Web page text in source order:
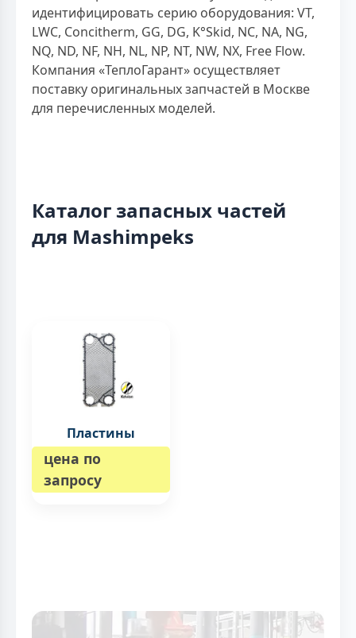
идентифицировать серию оборудования: VT,
LWC, Concitherm, GG, DG, K°Skid, NC, NA, NG,
NQ, ND, NF, NH, NL, NP, NT, NW, NX, Free Flow.
Компания «ТеплоГарант» осуществляет
поставку оригинальных запчастей в Москве
для перечисленных моделей.
Каталог запасных частей
для Mashimpeks
Пластины
цена по
запросу